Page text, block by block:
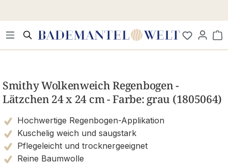
Smithy Wolkenweich Regenbogen -
Lätzchen 24 x 24 cm - Farbe: grau (1805064)
Hochwertige Regenbogen-Applikation
Kuschelig weich und saugstark
Pflegeleicht und trocknergeeignet
Reine Baumwolle